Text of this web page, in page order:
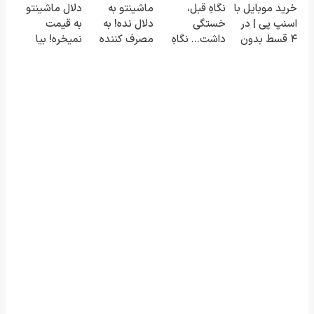
همراه مکانیک
خرید موبایل با
اسنپ پی | در
۴ قسط بدون
نگاهِ قبل،
خستگی
داشت... نگاهِ
ماشینتو به
دلال نده! به
مصرف کننده
دلال ماشینتو
به قیمت
نمیخره! بیا